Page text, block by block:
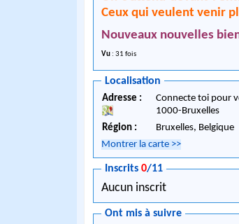
Ceux qui veulent venir
Nouveaux nouvelles
Vu : 31 fois
Localisation
Adresse :
Connecte toi pour
1000-Bruxelles
Région :
Bruxelles, Belgique
Montrer la carte >>
Inscrits0/11
Aucun inscrit
Ont mis à suivre